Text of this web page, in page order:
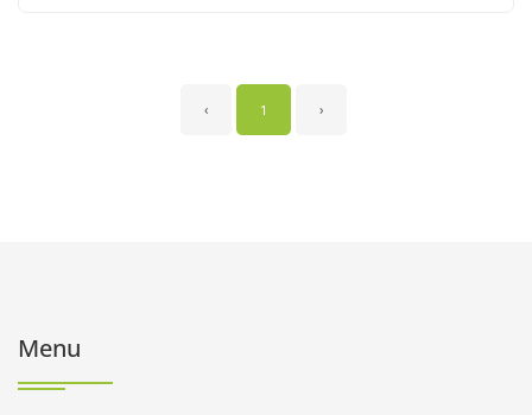
‹ 1 ›
Menu